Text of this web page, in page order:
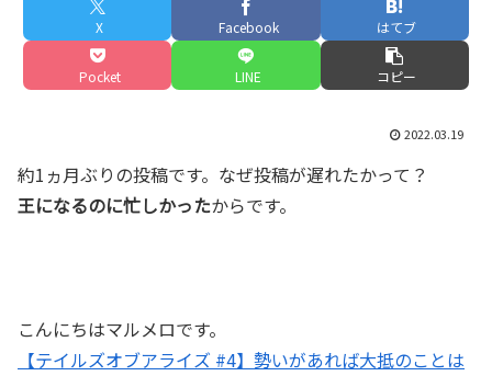
X Facebook はてブ
Pocket LINE コピー
2022.03.19
約1ヵ月ぶりの投稿です。なぜ投稿が遅れたかって？
王になるのに忙しかったからです。
こんにちはマルメロです。
【テイルズオブアライズ #4】勢いがあれば大抵のことは